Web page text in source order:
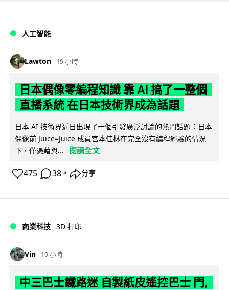
人工智能
Lawton 19 小時
日本偶像零編程知識 靠 AI 搞了一整個
直播系統 在日本技術界成為話題
日本 AI 技術界近日出現了一個引發廣泛討論的熱門話題：日本
偶像前 Juice=Juice 成員宮本佳林在完全沒有編程經驗的情況
下，僅憑藉與...
閱讀全文
475 38 ↗ 分享
商業科技 3D 打印
Vin 19 小時
中三巴士鐵路迷 自製紙皮遙控巴士 門,